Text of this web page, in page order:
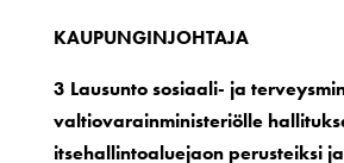
KAUPUNGINJOHTAJA
3 Lausunto sosiaali- ja
valtiovarainministeriölle
itsehallintoaluejaon perusteiksi